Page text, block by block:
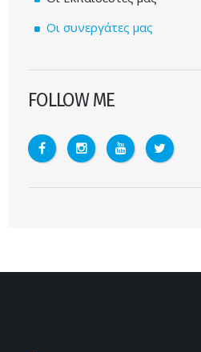
Οι συνεργάτες μας
FOLLOW ME